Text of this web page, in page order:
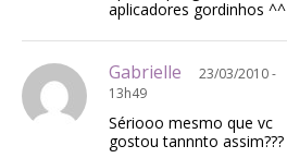
aplicadores gordinhos ^^
Gabrielle
23/03/2010 -
13h49
Sériooo mesmo que vc
gostou tannnto assim???